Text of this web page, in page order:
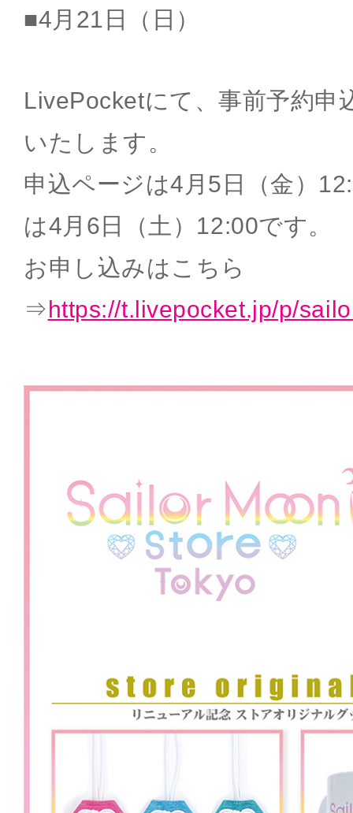
■4月21日（日）
LivePocketにて、事前予約申
いたします。
申込ページは4月5日（金）
は4月6日（土）12:00です。
お申し込みはこちら
⇒https://t.livepocket.jp/p/